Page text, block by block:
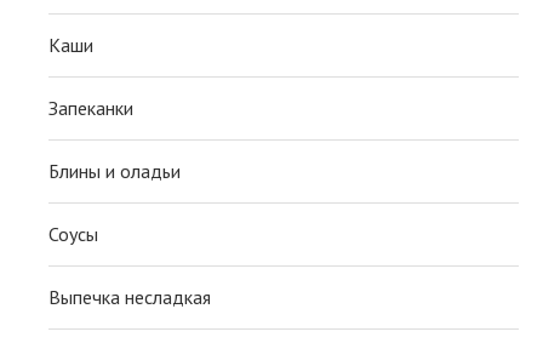
Каши
Запеканки
Блины и оладьи
Соусы
Выпечка несладкая